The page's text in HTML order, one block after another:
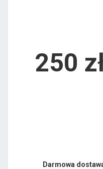
Gislaved od 277 zł
Giti od 299 zł
250
Darmowa